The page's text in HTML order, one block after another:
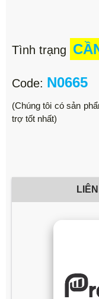
Tình trạng
Code: N0665
(Chúng tôi có sản
trợ tốt nhất)